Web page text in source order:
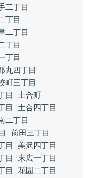
二丁目
丁目
二丁目
丁目
丁目
丸四丁目
町三丁目
目
土合町
目
土合四丁目
二丁目
前田三丁目
目
美沢四丁目
目
末広一丁目
目
花園二丁目